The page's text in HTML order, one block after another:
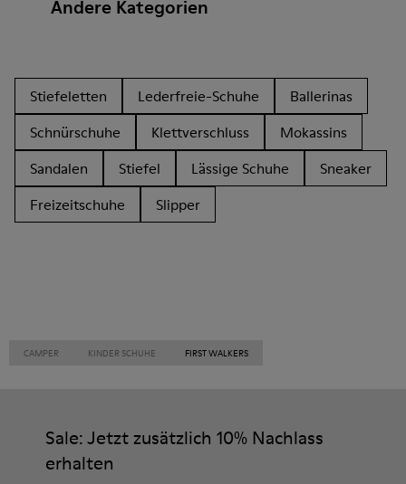
Andere Kategorien
Stiefeletten Lederfreie-Schuhe
Ballerinas
Schnürschuhe
Klettverschluss
Mokassins
Sandalen
Stiefel Lässige Schuhe
Sneaker
Freizeitschuhe
Slipper
CAMPER KINDER SCHUHE FIRST WALKERS
Sale: Jetzt zusätzlich 10% Nachlass
erhalten